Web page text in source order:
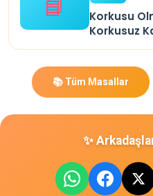
📘
Korkusu
Korkusuz
📚 Tüm Masallar
✨